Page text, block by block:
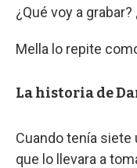
¿Qué voy a
Mella lo repite
La historia de
Cuando tenía siete
que lo llevara a